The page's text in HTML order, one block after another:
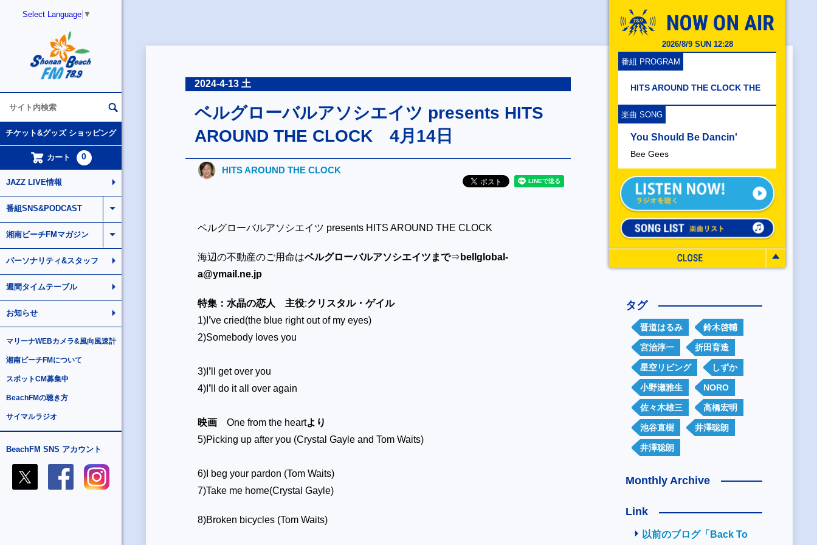
Select Language ▼
2026/8/9 SUN 12:28
番組 PROGRAM
HITS AROUND THE CLOCK THE
楽曲 SONG
You Should Be Dancin'
Bee Gees
チケット&グッズ ショッピング
カート 0
JAZZ LIVE情報
番組SNS&PODCAST
湘南ビーチFMマガジン
パーソナリティ&スタッフ
週間タイムテーブル
お知らせ
マリーナWEBカメラ&風向風速計
湘南ビーチFMについて
スポットCM募集中
BeachFMの聴き方
サイマルラジオ
BeachFM SNS アカウント
2024-4-13 土
ベルグローバルアソシエイツ presents HITS
AROUND THE CLOCK 4月14日
HITS AROUND THE CLOCK
ベルグローバルアソシエイツ presents HITS AROUND THE CLOCK
海辺の不動産のご用命はベルグローバルアソシエイツまで⇒ bellglobal-
a@ymail.ne.jp
特集：水晶の恋人 主役:クリスタル・ゲイル
1)I ’ve cried(the blue right out of my eyes)
2)Somebody loves you
3)I ’ ll get over you
4)I ’ ll do it all over again
映画 One from the heartより
5)Picking up after you (Crystal Gayle and Tom Waits)
6)I beg your pardon (Tom Waits)
7)Take me home(Crystal Gayle)
8)Broken bicycles (Tom Waits)
タグ
晋道はるみ 鈴木啓輔
宮治淳一 折田育造
星空リビング しずか
小野瀬雅生 NORO
佐々木雄三 高橋宏明
池谷直樹 井澤聡朗
井澤聡朗
Monthly Archive
Link
以前のブログ「Back To